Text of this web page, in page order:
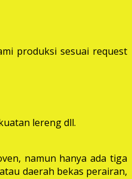
produksi sesuai request
lereng dll.
namun hanya ada tiga
daerah bekas perairan,